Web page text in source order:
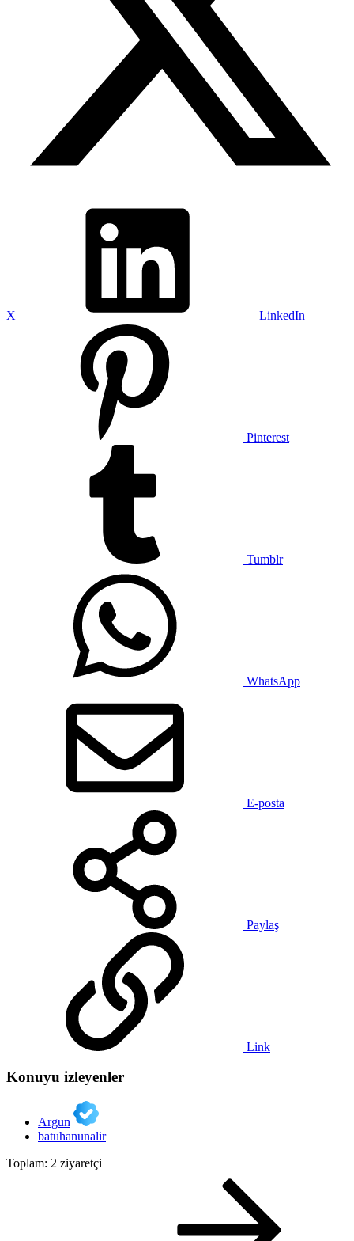
X LinkedIn
Pinterest
Tumblr
WhatsApp
E-posta
Paylaş
Link
Konuyu izleyenler
Argun
batuhanunalir
Toplam: 2 ziyaretçi